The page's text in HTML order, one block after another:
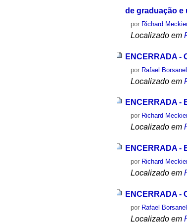
de graduação e
por Richard
Localizado em
ENCERRADA -
por Rafael
Localizado em
ENCERRADA -
por Richard
Localizado em
ENCERRADA -
por Richard
Localizado em
ENCERRADA -
por Rafael
Localizado em